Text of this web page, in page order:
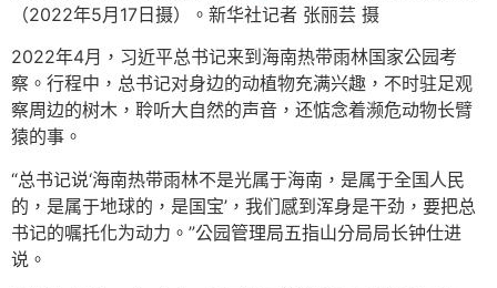
（2022年5月17日摄）。新华社记者 张丽芸 摄
2022年4月，习近平总书记来到海南热带雨林国家公园考
察。行程中，总书记对身边的动植物充满兴趣，不时驻足观
察周边的树木，聆听大自然的声音，还惦念着濒危动物长臂
猿的事。
“总书记说‘海南热带雨林不是光属于海南，是属于全国人民
的，是属于地球的，是国宝’，我们感到浑身是干劲，要把总
书记的嘱托化为动力。”公园管理局五指山分局局长钟仕进
说。